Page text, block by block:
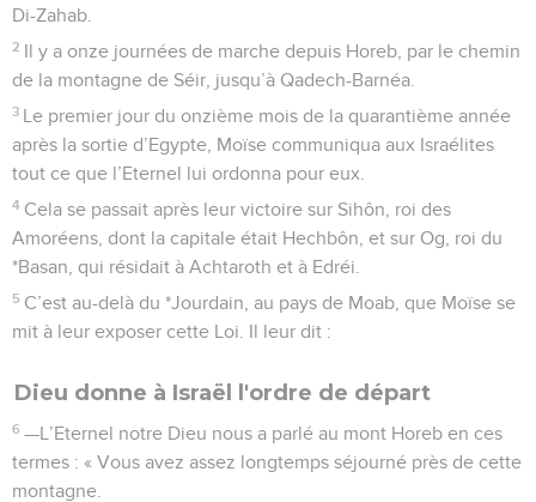
Di-Zahab.
2 Il y a onze journées de marche depuis Horeb, par le chemin
de la montagne de Séir, jusqu’à Qadech-Barnéa.
3 Le premier jour du onzième mois de la quarantième année
après la sortie d’Egypte, Moïse communiqua aux Israélites
tout ce que l’Eternel lui ordonna pour eux.
4 Cela se passait après leur victoire sur Sihôn, roi des
Amoréens, dont la capitale était Hechbôn, et sur Og, roi du
*Basan, qui résidait à Achtaroth et à Edréi.
5 C’est au-delà du *Jourdain, au pays de Moab, que Moïse se
mit à leur exposer cette Loi. Il leur dit :
Dieu donne à Israël l'ordre de départ
6 —L’Eternel notre Dieu nous a parlé au mont Horeb en ces
termes : « Vous avez assez longtemps séjourné près de cette
montagne.